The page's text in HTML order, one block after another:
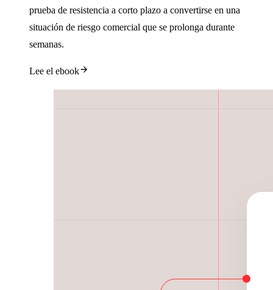
prueba de resistencia a corto plazo a convertirse en una
situación de riesgo comercial que se prolonga durante
semanas.
Lee el ebook